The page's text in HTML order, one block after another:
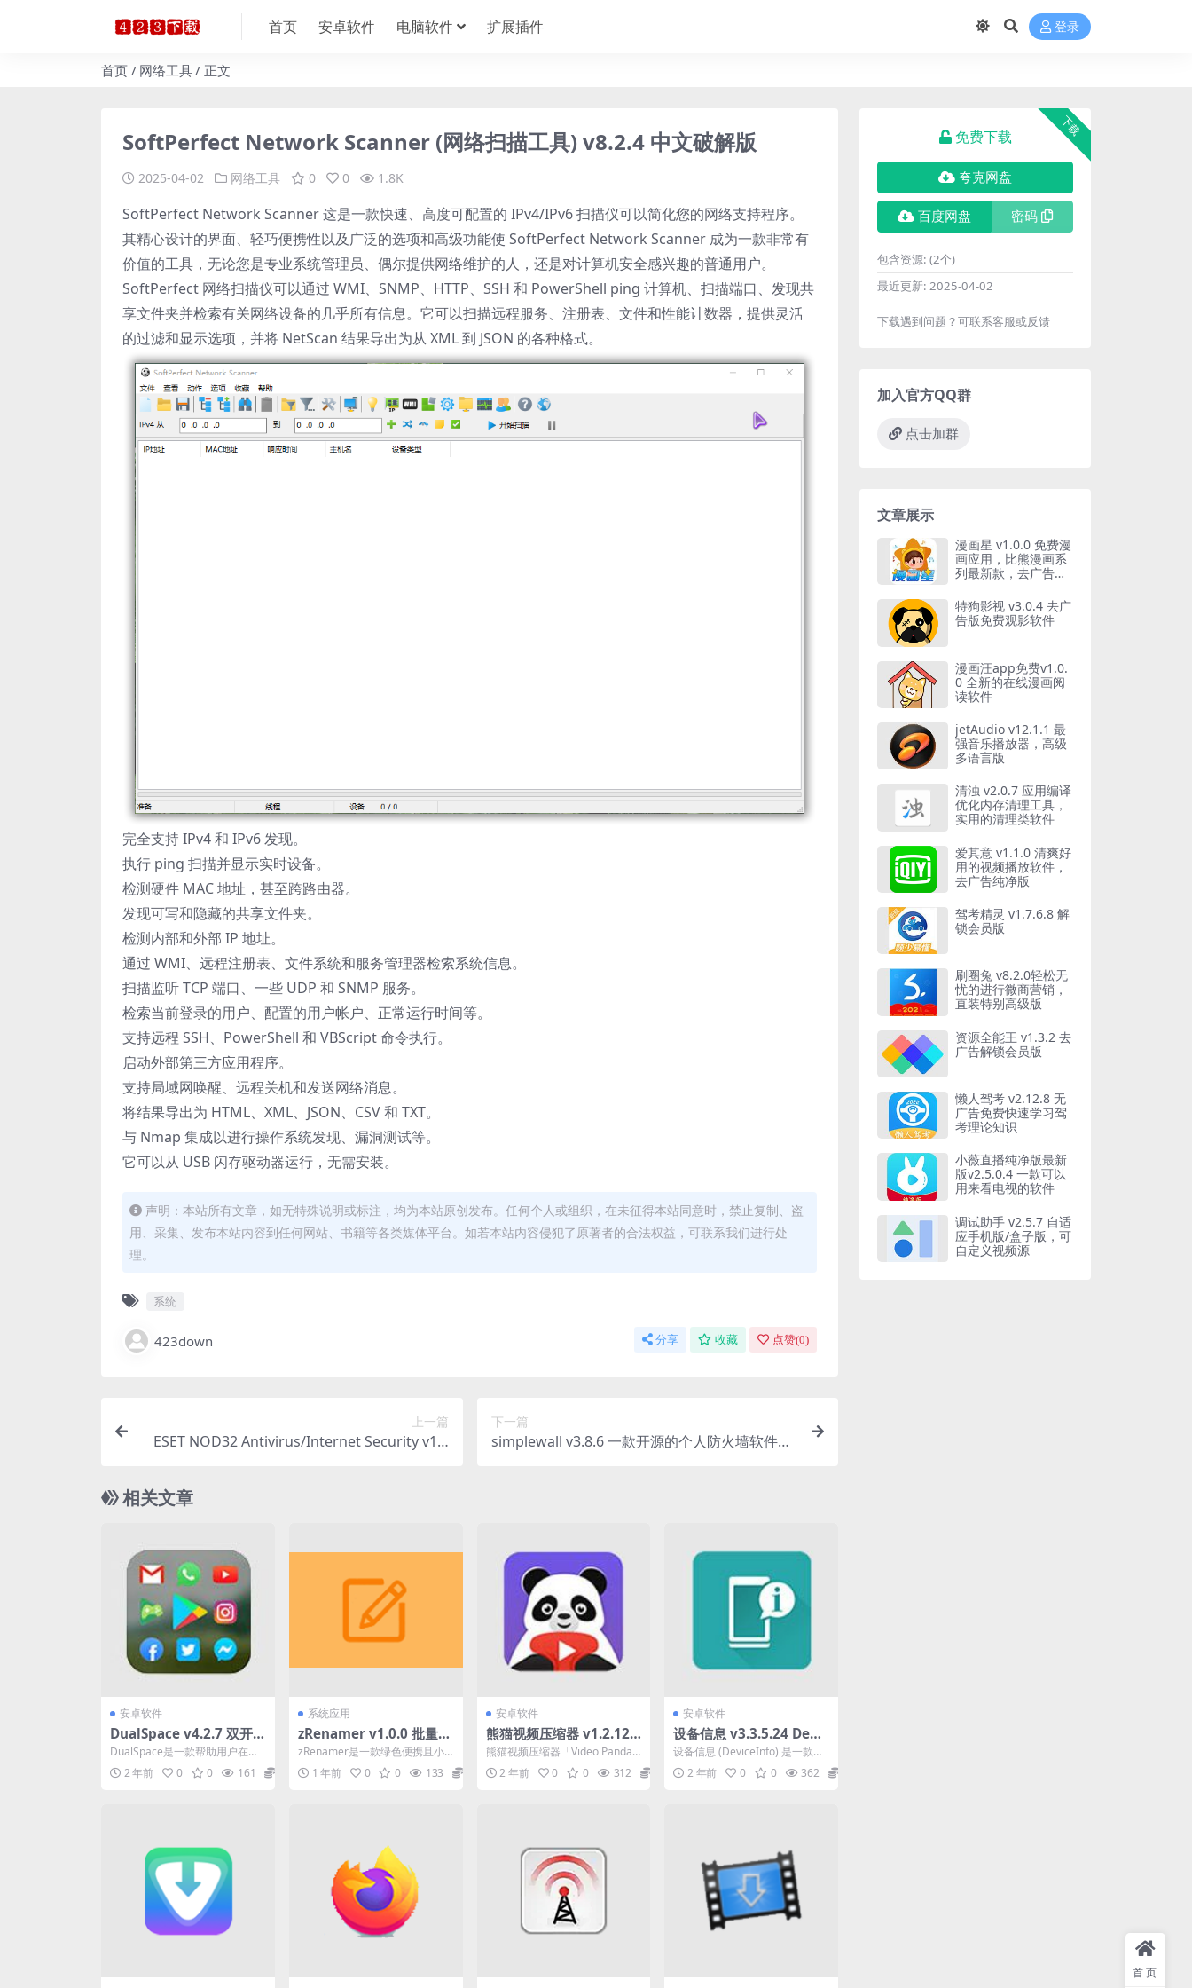
首页 安卓软件 电脑软件 扩展插件 登录
首页 网络工具 正文
SoftPerfect Network Scanner (网络扫描工具) v8.2.4 中文破解版
2025-04-02 网络工具 0 0 1.8K
SoftPerfect Network Scanner 这是一款快速、高度可配置的 IPv4/IPv6 扫描仪可以简化您的网络支持程序。
其精心设计的界面、轻巧便携性以及广泛的选项和高级功能使 SoftPerfect Network Scanner 成为一款非常有
价值的工具，无论您是专业系统管理员、偶尔提供网络维护的人，还是对计算机安全感兴趣的普通用户。
SoftPerfect 网络扫描仪可以通过 WMI、SNMP、HTTP、SSH 和 PowerShell ping 计算机、扫描端口、发现共
享文件夹并检索有关网络设备的几乎所有信息。它可以扫描远程服务、注册表、文件和性能计数器，提供灵活
的过滤和显示选项，并将 NetScan 结果导出为从 XML 到 JSON 的各种格式。
完全支持 IPv4 和 IPv6 发现。
执行 ping 扫描并显示实时设备。
检测硬件 MAC 地址，甚至跨路由器。
发现可写和隐藏的共享文件夹。
检测内部和外部 IP 地址。
通过 WMI、远程注册表、文件系统和服务管理器检索系统信息。
扫描监听 TCP 端口、一些 UDP 和 SNMP 服务。
检索当前登录的用户、配置的用户帐户、正常运行时间等。
支持远程 SSH、PowerShell 和 VBScript 命令执行。
启动外部第三方应用程序。
支持局域网唤醒、远程关机和发送网络消息。
将结果导出为 HTML、XML、JSON、CSV 和 TXT。
与 Nmap 集成以进行操作系统发现、漏洞测试等。
它可以从 USB 闪存驱动器运行，无需安装。
声明：本站所有文章，如无特殊说明或标注，均为本站原创发布。任何个人或组织，在未征得本站同意时，禁止复制、盗
用、采集、发布本站内容到任何网站、书籍等各类媒体平台。如若本站内容侵犯了原著者的合法权益，可联系我们进行处
理。
系统
423down 分享 收藏 点赞(0)
上一篇
ESET NOD32 Antivirus/Internet Security v18.
下一篇
simplewall v3.8.6 一款开源的个人防火墙软件便
相关文章
安卓软件
DualSpace v4.2.7 双开
空间，轻松使用多个社交
网络帐户，解锁专业版
DualSpace是一款帮助用户在同
一台Android设备上轻松使用多
个社交网络...
2 年前 0 0 161
系统应用
zRenamer v1.0.0 批量重
命名工具中文绿色版
zRenamer是一款绿色便携且小
巧实用的高效批量重命名工具。
它支持拖拽、右键操...
1 年前 0 0 133
安卓软件
熊猫视频压缩器 v1.2.12
Video Panda Compres
s，解锁高级版
熊猫视频压缩器「Video Panda
Compress Premium」由「照...
2 年前 0 0 312
安卓软件
设备信息 v3.3.5.24 Devi
ceInfo 一款安卓设备信息
查询软件
设备信息 (DeviceInfo) 是一款安
卓设备信息查询软件。支持一键
查询安卓...
2 年前 0 0 362
下载
免费下载
夸克网盘
百度网盘 密码
包含资源: (2个)
最近更新: 2025-04-02
下载遇到问题？可联系客服或反馈
加入官方QQ群
点击加群
文章展示
漫画星 v1.0.0 免费漫
画应用，比熊漫画系
列最新款，去广告纯
特狗影视 v3.0.4 去广
告版免费观影软件
漫画汪app免费v1.0.
0 全新的在线漫画阅
读软件
jetAudio v12.1.1 最
强音乐播放器，高级
多语言版
清浊 v2.0.7 应用编译
优化内存清理工具，
实用的清理类软件
爱其意 v1.1.0 清爽好
用的视频播放软件，
去广告纯净版
驾考精灵 v1.7.6.8 解
锁会员版
刷圈兔 v8.2.0轻松无
忧的进行微商营销，
直装特别高级版
资源全能王 v1.3.2 去
广告解锁会员版
懒人驾考 v2.12.8 无
广告免费快速学习驾
考理论知识
小薇直播纯净版最新
版v2.5.0.4 一款可以
用来看电视的软件
调试助手 v2.5.7 自适
应手机版/盒子版，可
自定义视频源
首页